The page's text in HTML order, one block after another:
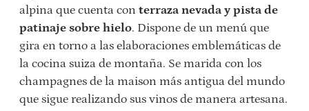
alpina que cuenta con terraza nevada y pista de
patinaje sobre hielo. Dispone de un menú que
gira en torno a las elaboraciones emblemáticas de
la cocina suiza de montaña. Se marida con los
champagnes de la maison más antigua del mundo
que sigue realizando sus vinos de manera artesana.